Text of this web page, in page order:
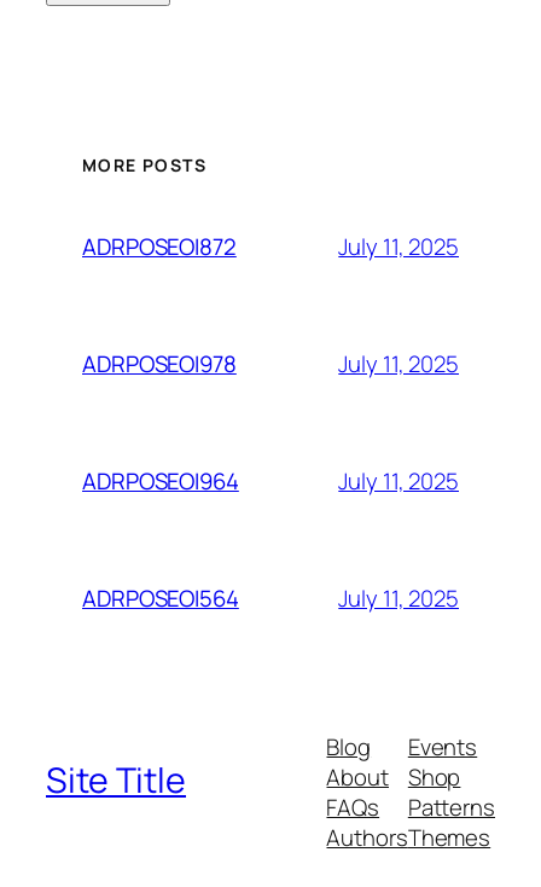
MORE POSTS
ADRPOSEOI872 July 11, 2025
ADRPOSEOI978 July 11, 2025
ADRPOSEOI964 July 11, 2025
ADRPOSEOI564 July 11, 2025
Site Title
Blog
About
FAQs
Authors
Events
Shop
Patterns
Themes